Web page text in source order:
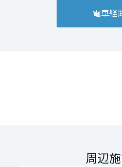
電車経
周辺